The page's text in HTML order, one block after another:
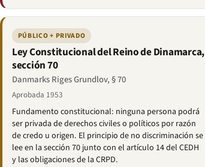
PÚBLICO + PRIVADO
Ley Constitucional del Reino de Dinamarca,
sección 70
Danmarks Riges Grundlov, § 70
Aprobada 1953
Fundamento constitucional: ninguna persona podrá
ser privada de derechos civiles o políticos por razón
de credo u origen. El principio de no discriminación se
lee en la sección 70 junto con el artículo 14 del CEDH
y las obligaciones de la CRPD.